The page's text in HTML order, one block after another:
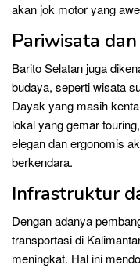
akan jok motor yang
Pariwisata
Barito Selatan juga
budaya, seperti wisata
Dayak yang masih
lokal yang gemar
elegan dan ergonomis
berkendara.
Infrastruktur
Dengan adanya
transportasi di
meningkat. Hal ini